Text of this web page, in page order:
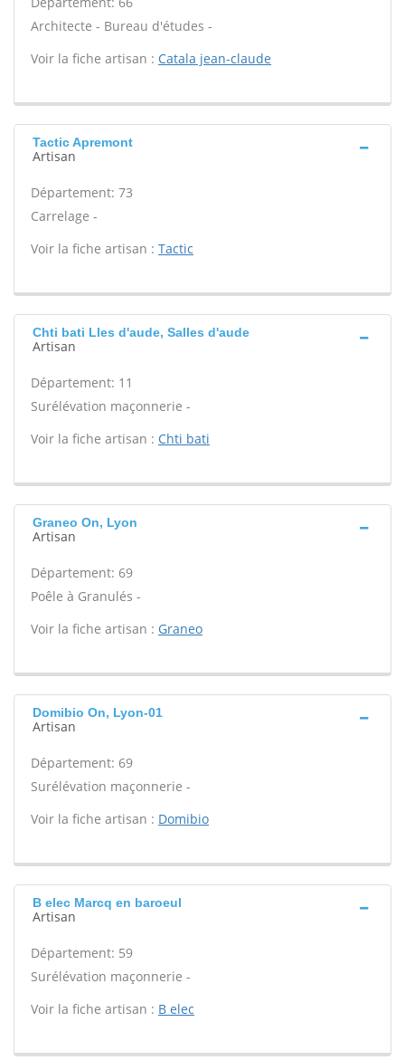
Architecte - Bureau d'études -
Voir la fiche artisan : Catala jean-claude
Tactic Apremont
Artisan
Département: 73
Carrelage -
Voir la fiche artisan : Tactic
Chti bati Lles d'aude, Salles d'aude
Artisan
Département: 11
Surélévation maçonnerie -
Voir la fiche artisan : Chti bati
Graneo On, Lyon
Artisan
Département: 69
Poêle à Granulés -
Voir la fiche artisan : Graneo
Domibio On, Lyon-01
Artisan
Département: 69
Surélévation maçonnerie -
Voir la fiche artisan : Domibio
B elec Marcq en baroeul
Artisan
Département: 59
Surélévation maçonnerie -
Voir la fiche artisan : B elec